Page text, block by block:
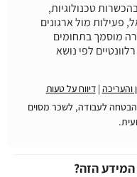
טכנולוגיות,
פעילות מול ארגונים
מוסמך בתחומים
לפי נושא
והעריכה |דיווח על טעות
הבטחה לעבודה, לשכר מסוים
הזה?